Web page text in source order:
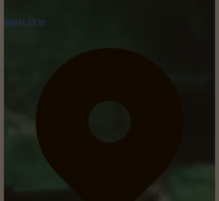
054/41 23 39